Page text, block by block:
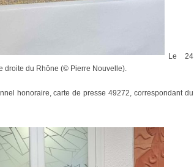
Le 24
droite du Rhône (© Pierre Nouvelle).
honoraire, carte de presse 49272, correspondant du